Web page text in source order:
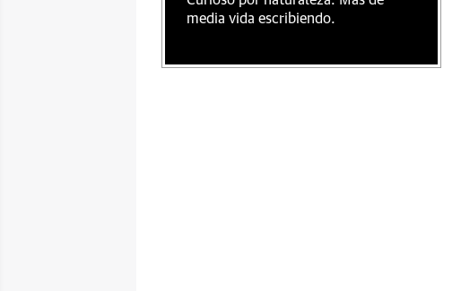
media vida escribiendo.